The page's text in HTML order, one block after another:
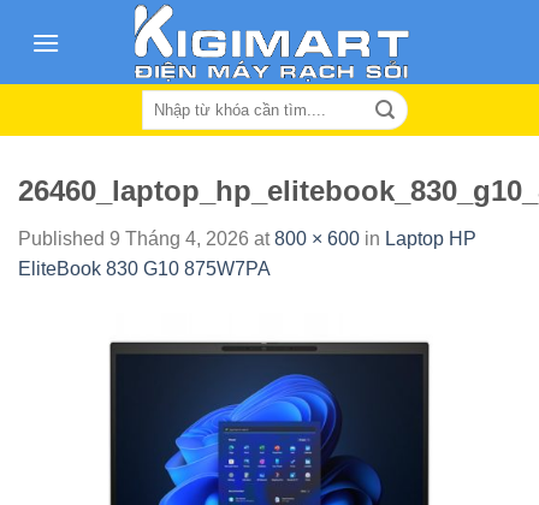
Search
Published 9 Tháng 4, 2026 at800 × 600 in Laptop HP
EliteBook 830 G10 875W7PA